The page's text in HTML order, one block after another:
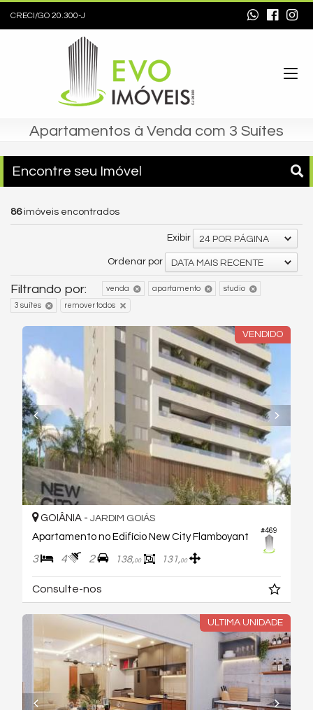
CRECI/GO 20.300-J
Apartamentos à Venda com 3 Suítes
Encontre seu Imóvel
86imóveis encontrados
Exibir 24 POR PÁGINA
Ordenar por DATA MAIS RECENTE
Filtrando por: venda apartamento studio
3 suítes remover todos
VENDIDO
#469
GOIÂNIA - JARDIM GOIÁS
Apartamento no Edifício New City Flamboyant
3 4 2 138,00 131,00
Consulte-nos
ULTIMA UNIDADE